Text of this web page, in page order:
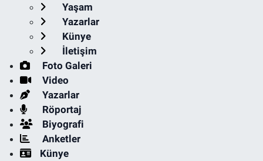
Yaşam
Yazarlar
Künye
İletişim
Foto Galeri
Video
Yazarlar
Röportaj
Biyografi
Anketler
Künye